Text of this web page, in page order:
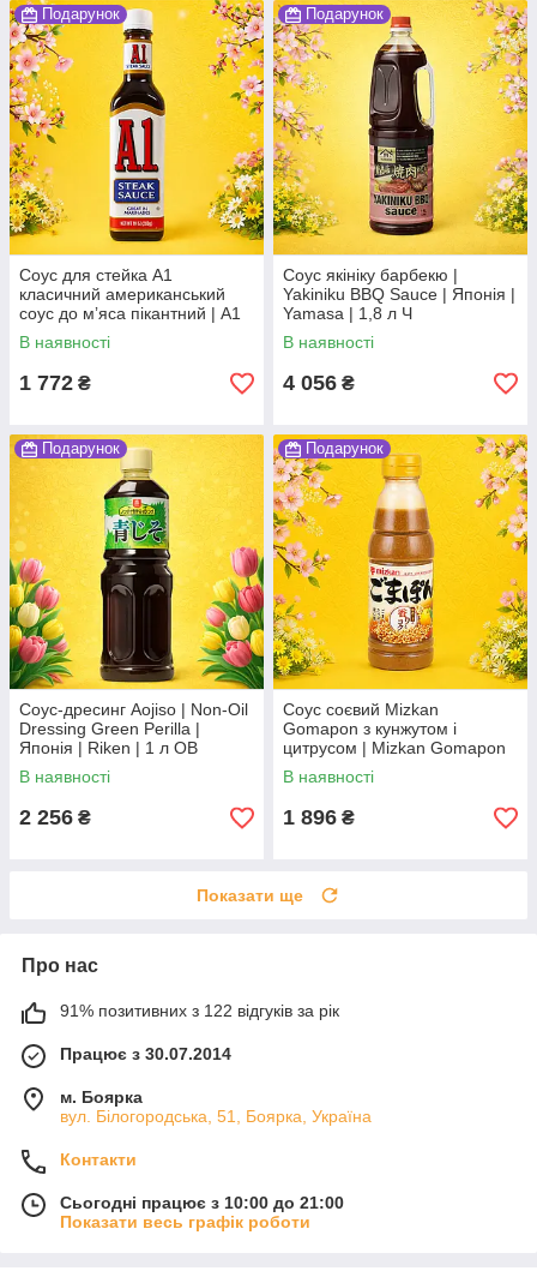
Подарунок
Соус для стейка А1
класичний американський
соус до мʼяса пікантний | A1
Steak Sauce | США | Kraft |
283 г | класичний По
В наявності
1 772 ₴
Подарунок
Соус якініку барбекю |
Yakiniku BBQ Sauce | Японія |
Yamasa | 1,8 л Ч
В наявності
4 056 ₴
Подарунок
Соус-дресинг Aojiso | Non-Oil
Dressing Green Perilla |
Японія | Riken | 1 л ОВ
В наявності
2 256 ₴
Подарунок
Соус соєвий Mizkan
Gomapon з кунжутом і
цитрусом | Mizkan Gomapon
Sesame Citrus Soy Sauce |
Японія | Mizkan | 350 мл По
В наявності
1 896 ₴
Показати ще
Про нас
91% позитивних з 122 відгуків за рік
Працює з 30.07.2014
м. Боярка
вул. Білогородська, 51, Боярка, Україна
Контакти
Сьогодні працює з 10:00 до 21:00
Показати весь графік роботи